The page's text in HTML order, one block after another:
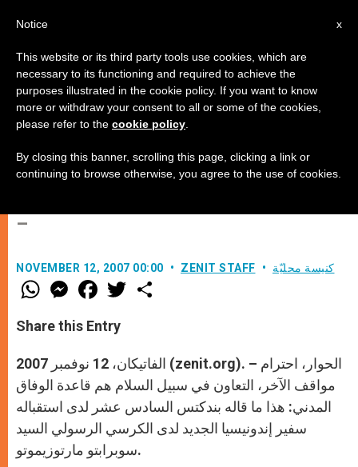
البابا يقبل أوراق اعتماد سفير
إندونيسيا الجديد لدى الكرسي
الرسولي
–
NOVEMBER 12, 2007 00:00 ZENIT STAFF كنيسة محليّة
W
h
t
s
p
p
M
e
s
e
g
e
r
F
a
e
b
o
k
w
r
Share this Entry
الفاتيكان، 12 نوفمبر 2007 (zenit.org). – الحوار، احترام
مواقف الآخر، التعاون في سبيل السلام هم قاعدة الوفاق
المدني: هذا ما قاله بندكتس السادس عشر لدى استقباله
سفير إندونيسيا الجديد لدى الكرسي الرسولي السيد
سوبرابتو مارتوزيموتو.
x
Notice
This website or its third party tools use cookies, which are
necessary to its functioning and required to achieve the
purposes illustrated in the cookie policy. If you want to know
more or withdraw your consent to all or some of the cookies,
please refer to the cookie policy
By closing this banner, scrolling this page, clicking a link or
continuing to browse otherwise, you agree to the use of cookies.